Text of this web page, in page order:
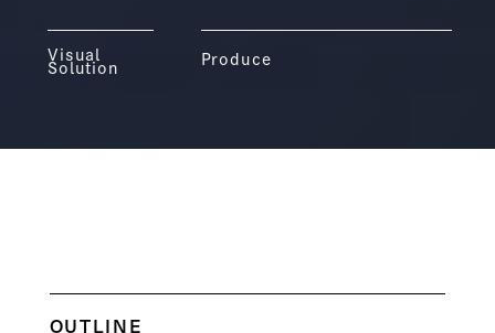
Visual
Solution
Produce
OUTLINE